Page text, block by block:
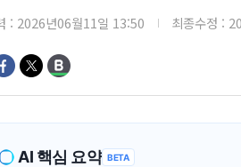
: 2026년06월11일 13:50 최종수정 :
AI 핵심 요약 BETA